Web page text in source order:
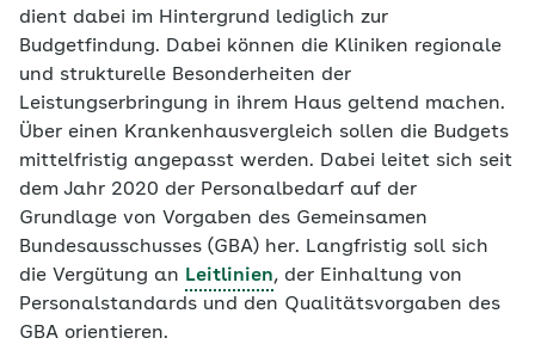
dient dabei im Hintergrund lediglich zur
Budgetfindung. Dabei können die Kliniken regionale
und strukturelle Besonderheiten der
Leistungserbringung in ihrem Haus geltend machen.
Über einen Krankenhausvergleich sollen die Budgets
mittelfristig angepasst werden. Dabei leitet sich seit
dem Jahr 2020 der Personalbedarf auf der
Grundlage von Vorgaben des Gemeinsamen
Bundesausschusses (GBA) her. Langfristig soll sich
die Vergütung an Leitlinien, der Einhaltung von
Personalstandards und den Qualitätsvorgaben des
GBA orientieren.